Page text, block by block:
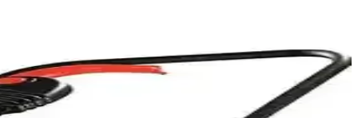
ve yapı işleri için ideal, uzun ömürlü performans sunar.